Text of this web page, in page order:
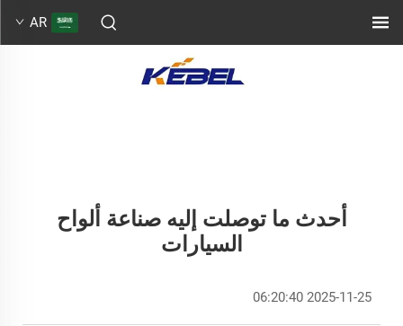
AR
أحدث ما توصلت إليه صناعة ألواح
السيارات
2025-11-25 06:20:40